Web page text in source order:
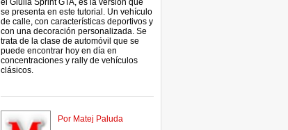
el Giulia Sprint GTA, es la versión que
se presenta en este tutorial. Un vehículo
de calle, con características deportivos y
con una decoración personalizada. Se
trata de la clase de automóvil que se
puede encontrar hoy en día en
concentraciones y rally de vehículos
clásicos.
Por Matej Paluda